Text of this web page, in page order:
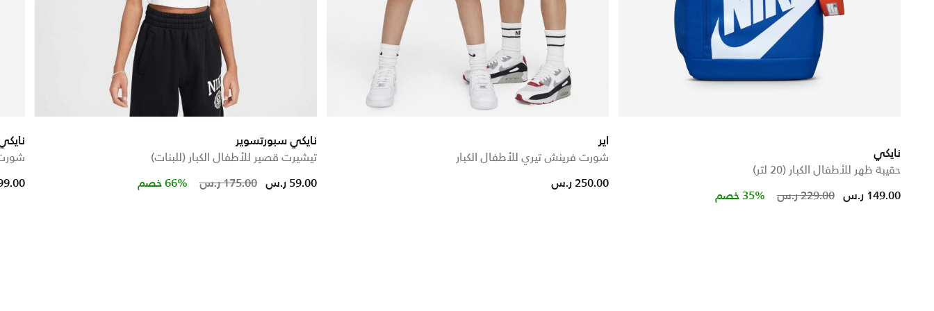
نايكي
حقيبة ظهر للأطفال الكبار (20 لتر)
Price reduced from229.00 ر.س to149.00 ر.س 35% خصم
اير
شورت فرينش تيري للأطفال الكبار
250.00 ر.س
نايكي سبورتسوير
تيشيرت قصير للأطفال الكبار (للبنات)
Price reduced from 175.00 ر.س to
59.00 ر.س 66% خصم
شورت
from
to99.00